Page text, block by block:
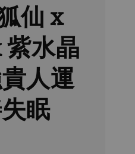
仙 x
水晶
人運
眠